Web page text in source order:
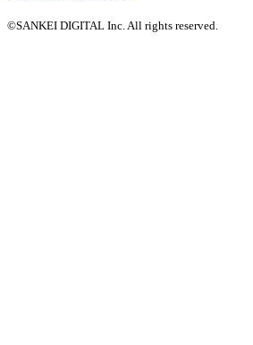
©SANKEI DIGITAL Inc. All rights reserved.